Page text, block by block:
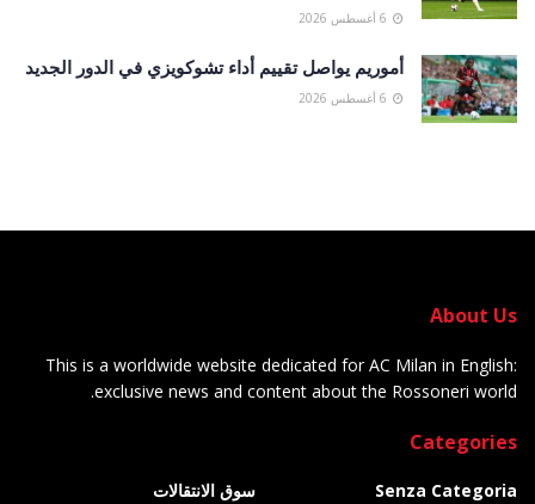
أموريم يواصل تقييم أداء تشوكويزي في الدور الجديد
About Us
This is a worldwide website dedicated for AC Milan in English:
exclusive news and content about the Rossoneri world.
Categories
Senza Categoria
سوق الانتقالات